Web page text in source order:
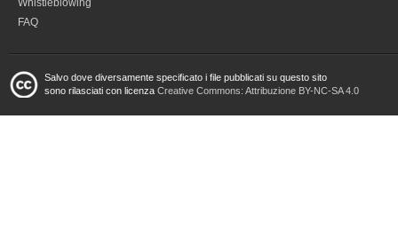
FAQ
Salvo dove diversamente specificato i file pubblicati su questo sito
sono rilasciati con licenza Creative Commons: Attribuzione BY-NC-SA 4.0